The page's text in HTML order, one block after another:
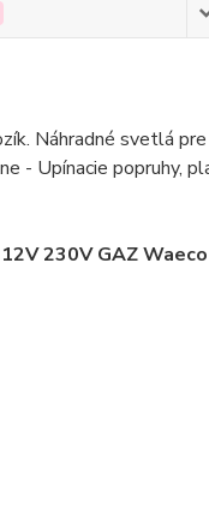
Náhradné svetlá
- Upínacie popruhy,
230V GAZ